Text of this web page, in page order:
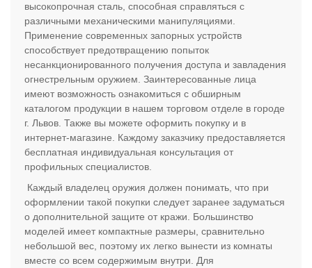
высокопрочная сталь, способная справляться с
различными механическими манипуляциями.
Применение современных запорных устройств
способствует предотвращению попыток
несанкционированного получения доступа и завладения
огнестрельным оружием. Заинтересованные лица
имеют возможность ознакомиться с обширным
каталогом продукции в нашем торговом отделе в городе
г. Львов. Также вы можете оформить покупку и в
интернет-магазине. Каждому заказчику предоставляется
бесплатная индивидуальная консультация от
профильных специалистов.
Каждый владелец оружия должен понимать, что при
оформлении такой покупки следует заранее задуматься
о дополнительной защите от кражи. Большинство
моделей имеет компактные размеры, сравнительно
небольшой вес, поэтому их легко вынести из комнаты
вместе со всем содержимым внутри. Для